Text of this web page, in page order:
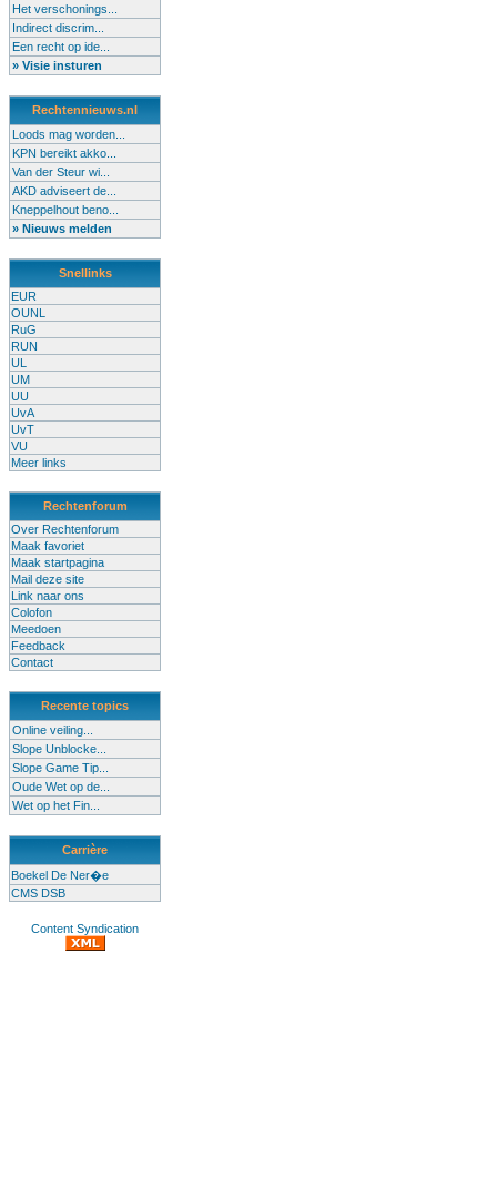
Het verschonings...
Indirect discrim...
Een recht op ide...
» Visie insturen
Rechtennieuws.nl
Loods mag worden...
KPN bereikt akko...
Van der Steur wi...
AKD adviseert de...
Kneppelhout beno...
» Nieuws melden
Snellinks
EUR
OUNL
RuG
RUN
UL
UM
UU
UvA
UvT
VU
Meer links
Rechtenforum
Over Rechtenforum
Maak favoriet
Maak startpagina
Mail deze site
Link naar ons
Colofon
Meedoen
Feedback
Contact
Recente topics
Online veiling...
Slope Unblocke...
Slope Game Tip...
Oude Wet op de...
Wet op het Fin...
Carrière
Boekel De Ner�e
CMS DSB
Content Syndication